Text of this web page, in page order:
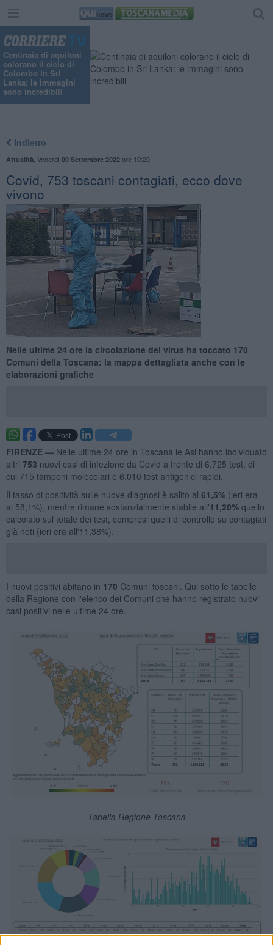
Centinaia di aquiloni
colorano il cielo di
Colombo in Sri
Lanka: le immagini
sono incredibili
Indietro
Attualità Venerdì 09 Settembre 2022ore 10:20
Covid, 753 toscani contagiati, ecco dove
vivono
Nelle ultime 24 ore la circolazione del virus ha toccato 170
Comuni della Toscana: la mappa dettagliata anche con le
elaborazioni grafiche
FIRENZE — Nelle ultime 24 ore in Toscana le Asl hanno individuato
altri 753 nuovi casi di infezione da Covid a fronte di 6.725 test, di
cui 715 tamponi molecolari e 6.010 test antigenici rapidi.
Il tasso di positività sulle nuove diagnosi è salito al 61,5%(ieri era
al 58,1%), mentre rimane sostanzialmente stabile all'11,20%quello
calcolato sul totale dei test, compresi quelli di controllo su contagiati
già noti (ieri era all'11,38%).
I nuovi positivi abitano in 170 Comuni toscani. Qui sotto le tabelle
della Regione con l'elenco dei Comuni che hanno registrato nuovi
casi positivi nelle ultime 24 ore.
Tabella Regione Toscana